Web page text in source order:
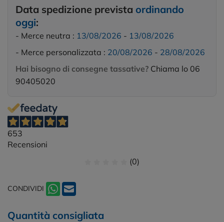
Data spedizione prevista ordinando
oggi:
- Merce neutra : 13/08/2026 - 13/08/2026
- Merce personalizzata : 20/08/2026 - 28/08/2026
Hai bisogno di consegne tassative? Chiama lo 06
90405020
653
Recensioni
(0)
CONDIVIDI
Quantità consigliata